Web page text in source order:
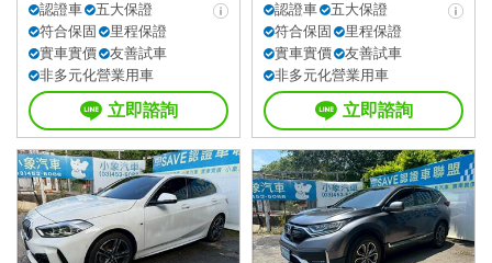
認證車
五大保證
符合保固
里程保證
實車實價
友善試車
非多元化營業用車
立即諮詢
認證車
五大保證
符合保固
里程保證
實車實價
友善試車
非多元化營業用車
立即諮詢